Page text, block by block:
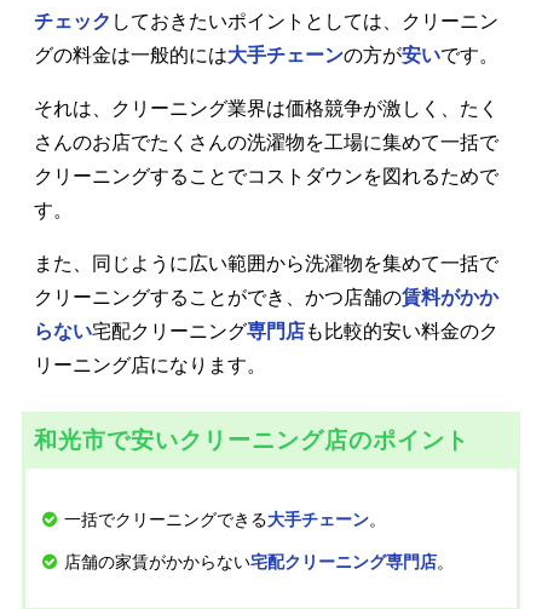
チェック しておきたいポイントとしては、クリーニン
グの料金は一般的には大手チェーンの方が安いです。
それは、クリーニング業界は価格競争が激しく、たく
さんのお店でたくさんの洗濯物を工場に集めて一括で
クリーニングすることでコストダウンを図れるためで
す。
また、同じように広い範囲から洗濯物を集めて一括で
クリーニングすることができ、かつ店舗の賃料がかか
らない宅配クリーニング専門店も比較的安い料金のク
リーニング店になります。
和光市で安いクリーニング店のポイント
一括でクリーニングできる大手チェーン。
店舗の家賃がかからない宅配クリーニング専門店。